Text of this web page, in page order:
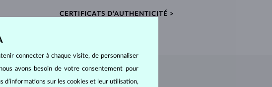
CERTIFICATS D’AUTHENTICITÉ >
connecter à chaque visite, de personnaliser
avons besoin de votre consentement pour
d’informations sur les cookies et leur utilisation,